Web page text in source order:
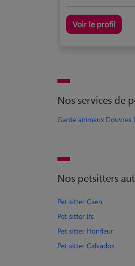
Voir le profil
Nos services de
Garde animaux Douvres
Nos petsitters
Pet sitter Caen
Pet sitter Ifs
Pet sitter Honfleur
Pet sitter Calvados